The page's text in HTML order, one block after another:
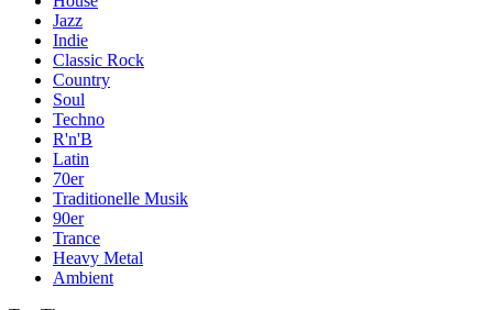
Jazz
Indie
Classic Rock
Country
Soul
Techno
R'n'B
Latin
70er
Traditionelle Musik
90er
Trance
Heavy Metal
Ambient